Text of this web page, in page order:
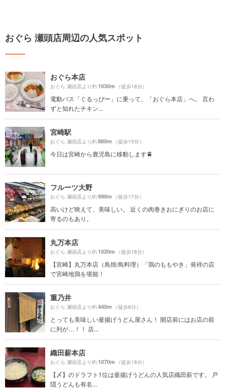
おぐら 瀬頭店周辺の人気スポット
おぐら本店
おぐら 瀬頭店より約1030m （徒歩18分）
電動バス「ぐるっぴー」に乗って、「おぐら本店」へ。 言わ
ずと知れたチキン...
宮崎駅
おぐら 瀬頭店より約880m （徒歩15分）
今日は宮崎から鹿児島に移動します🚆
フルーツ大野
おぐら 瀬頭店より約990m （徒歩17分）
高いけど映えて、美味しい。 近くの肉巻きおにぎりのお店に
寄るのもあり。
丸万本店
おぐら 瀬頭店より約1020m （徒歩18分）
【宮崎】丸万本店（鳥焼/鳥料理）「鶏のももやき」発祥の店
で宮崎地鶏を堪能！
重乃井
おぐら 瀬頭店より約440m （徒歩8分）
とっても美味しい釜揚げうどん屋さん！ 開店前にはお店の前
に列が…！！ 店...
織田薪本店
おぐら 瀬頭店より約1070m （徒歩18分）
【〆】のドラフト1位は釜揚げうどんの人気店織田薪です。 戸
隠うどんも有名...